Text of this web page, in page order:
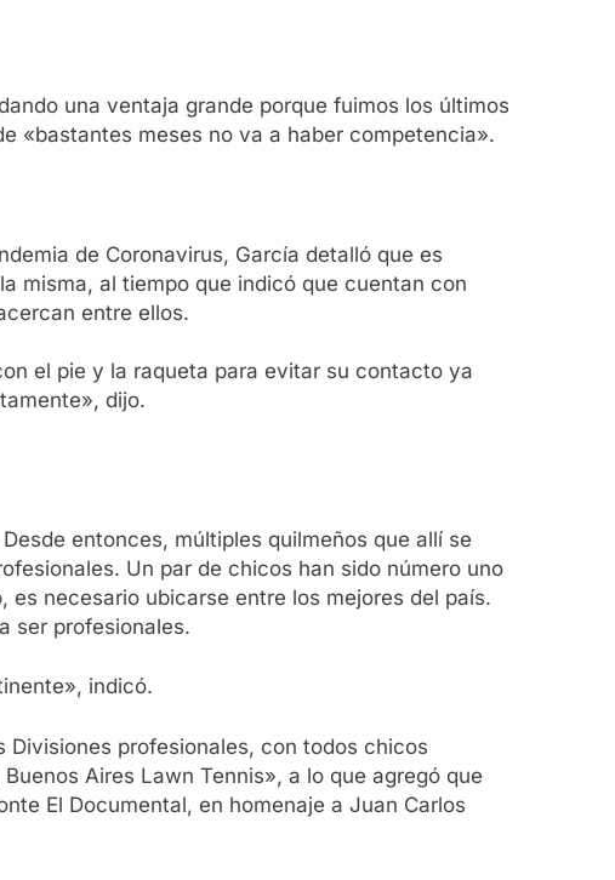
una ventaja grande porque fuimos los últimos
«bastantes meses no va a haber competencia».
de Coronavirus, García detalló que es
misma, al tiempo que indicó que cuentan con
entre ellos.
el pie y la raqueta para evitar su contacto ya
dijo.
entonces, múltiples quilmeños que allí se
Un par de chicos han sido número uno
necesario ubicarse entre los mejores del país.
ser profesionales.
indicó.
Divisiones profesionales, con todos chicos
Aires Lawn Tennis», a lo que agregó que
El Documental, en homenaje a Juan Carlos